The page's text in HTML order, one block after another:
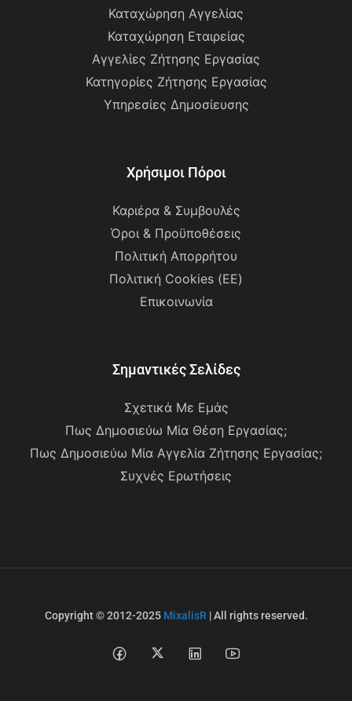
Καταχώρηση Αγγελίας
Καταχώρηση Εταιρείας
Αγγελίες Ζήτησης Εργασίας
Κατηγορίες Ζήτησης Εργασίας
Υπηρεσίες Δημοσίευσης
Χρήσιμοι Πόροι
Καριέρα & Συμβουλές
Όροι & Προϋποθέσεις
Πολιτική Απορρήτου
Πολιτική Cookies (ΕΕ)
Επικοινωνία
Σημαντικές Σελίδες
Σχετικά Με Εμάς
Πως Δημοσιεύω Μία Θέση Εργασίας;
Πως Δημοσιεύω Μία Αγγελία Ζήτησης Εργασίας;
Συχνές Ερωτήσεις
Copyright © 2012-2025 MixalisR | All rights reserved.